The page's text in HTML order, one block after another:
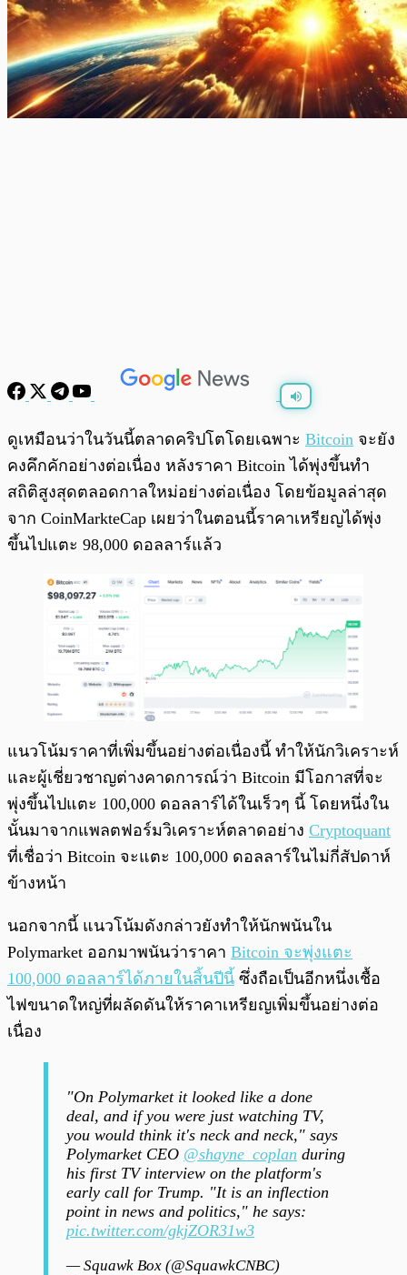
พร้อมเล่น
ดูเหมือนว่าในวันนี้ตลาดคริปโตโดยเฉพาะ Bitcoin จะยัง
คงคึกคักอย่างต่อเนื่อง หลังราคา Bitcoin ได้พุ่งขึ้นทำ
สถิติสูงสุดตลอดกาลใหม่อย่างต่อเนื่อง โดยข้อมูลล่าสุด
จาก CoinMarkteCap เผยว่าในตอนนี้ราคาเหรียญได้พุ่ง
ขึ้นไปแตะ 98,000 ดอลลาร์แล้ว
แนวโน้มราคาที่เพิ่มขึ้นอย่างต่อเนื่องนี้ ทำให้นักวิเคราะห์
และผู้เชี่ยวชาญต่างคาดการณ์ว่า Bitcoin มีโอกาสที่จะ
พุ่งขึ้นไปแตะ 100,000 ดอลลาร์ได้ในเร็วๆ นี้ โดยหนึ่งใน
นั้นมาจากแพลตฟอร์มวิเคราะห์ตลาดอย่าง Cryptoquant
ที่เชื่อว่า Bitcoin จะแตะ 100,000 ดอลลาร์ในไม่กี่สัปดาห์
ข้างหน้า
นอกจากนี้ แนวโน้มดังกล่าวยังทำให้นักพนันใน
Polymarket ออกมาพนันว่าราคา Bitcoin จะพุ่งแตะ
100,000 ดอลลาร์ได้ภายในสิ้นปีนี้ ซึ่งถือเป็นอีกหนึ่งเชื้อ
ไฟขนาดใหญ่ที่ผลัดดันให้ราคาเหรียญเพิ่มขึ้นอย่างต่อ
เนื่อง
"On Polymarket it looked like a done
deal, and if you were just watching TV,
you would think it's neck and neck," says
Polymarket CEO @shayne_coplan during
his first TV interview on the platform's
early call for Trump. "It is an inflection
point in news and politics," he says:
pic.twitter.com/gkjZOR31w3
— Squawk Box (@SquawkCNBC)